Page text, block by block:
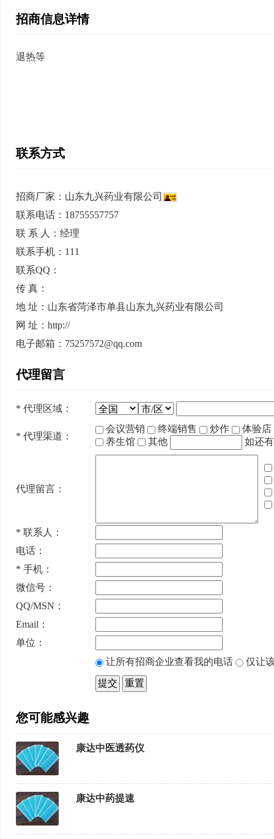
招商信息详情
退热等
联系方式
招商厂家： 山东九兴药业有限公司
联系电话：18755557757
联 系 人：经理
联系手机：111
联系QQ：
传 真：
地 址：山东省菏泽市单县山东九兴药业有限公司
网 址：http://
电子邮箱：75257572@qq.com
代理留言
* 代理区域：
* 代理渠道：
会议营销 终端销售 炒作
体验店
养生馆
其他 如还
代理留言：
* 联系人：
电话：
* 手机：
微信号：
QQ/MSN：
Email：
单位：
让所有招商企业查看我的电话
仅让
您可能感兴趣
康达中医透药仪
康达中药提速